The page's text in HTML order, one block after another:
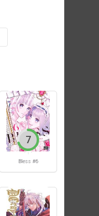
Bless #6
7